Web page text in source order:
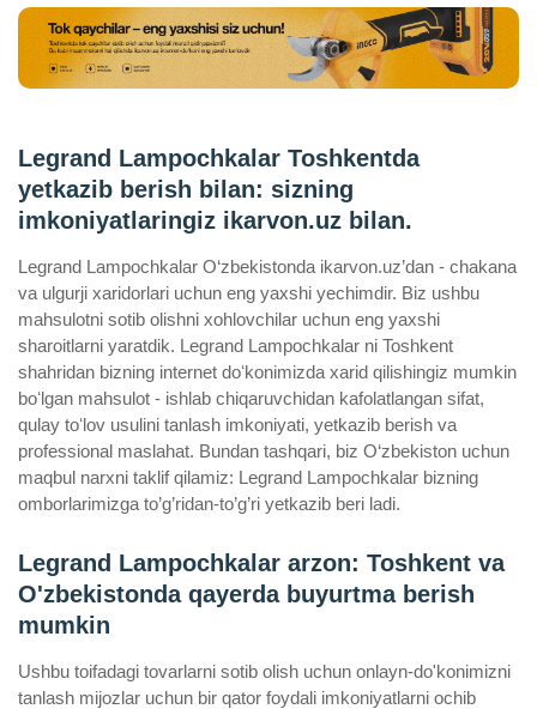
Legrand Lampochkalar Toshkentda
yetkazib berish bilan: sizning
imkoniyatlaringiz ikarvon.uz bilan.
Legrand Lampochkalar O‘zbekistonda ikarvon.uz’dan - chakana
va ulgurji xaridorlari uchun eng yaxshi yechimdir. Biz ushbu
mahsulotni sotib olishni xohlovchilar uchun eng yaxshi
sharoitlarni yaratdik. Legrand Lampochkalar ni Toshkent
shahridan bizning internet doʻkonimizda xarid qilishingiz mumkin
boʻlgan mahsulot - ishlab chiqaruvchidan kafolatlangan sifat,
qulay toʻlov usulini tanlash imkoniyati, yetkazib berish va
professional maslahat. Bundan tashqari, biz O‘zbekiston uchun
maqbul narxni taklif qilamiz: Legrand Lampochkalar bizning
omborlarimizga to’g’ridan-to’g’ri yetkazib beri ladi.
Legrand Lampochkalar arzon: Toshkent va
O'zbekistonda qayerda buyurtma berish
mumkin
Ushbu toifadagi tovarlarni sotib olish uchun onlayn-do'konimizni
tanlash mijozlar uchun bir qator foydali imkoniyatlarni ochib